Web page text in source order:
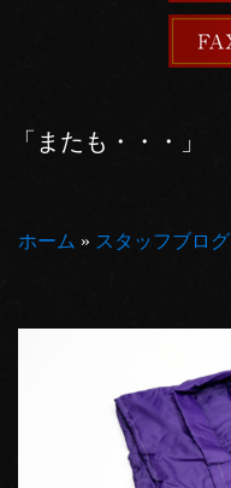
「またも・・・」
ホーム » スタッフブログ